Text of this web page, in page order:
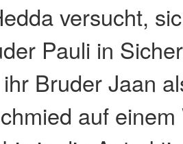
versucht,
Pauli in
Bruder Jaan
auf